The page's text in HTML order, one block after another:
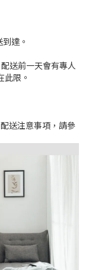
達。
送前一天會有專人
此限。
送注意事項，請參